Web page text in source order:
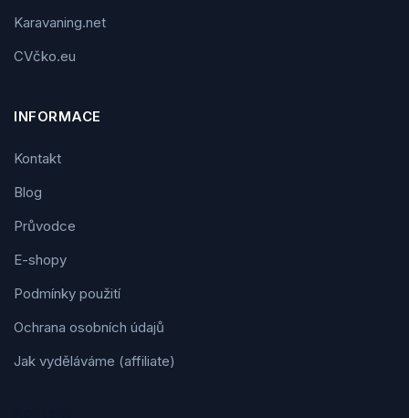
Karavaning.net
CVčko.eu
INFORMACE
Kontakt
Blog
Průvodce
E-shopy
Podmínky použití
Ochrana osobních údajů
Jak vyděláváme (affiliate)